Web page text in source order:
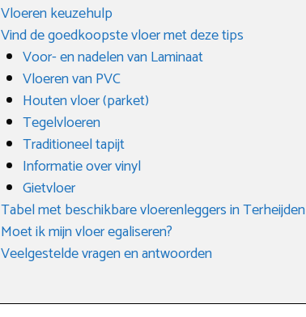
Vloeren keuzehulp
Vind de goedkoopste vloer met deze tips
Voor- en nadelen van Laminaat
Vloeren van PVC
Houten vloer (parket)
Tegelvloeren
Traditioneel tapijt
Informatie over vinyl
Gietvloer
Tabel met beschikbare vloerenleggers in Terheijden
Moet ik mijn vloer egaliseren?
Veelgestelde vragen en antwoorden